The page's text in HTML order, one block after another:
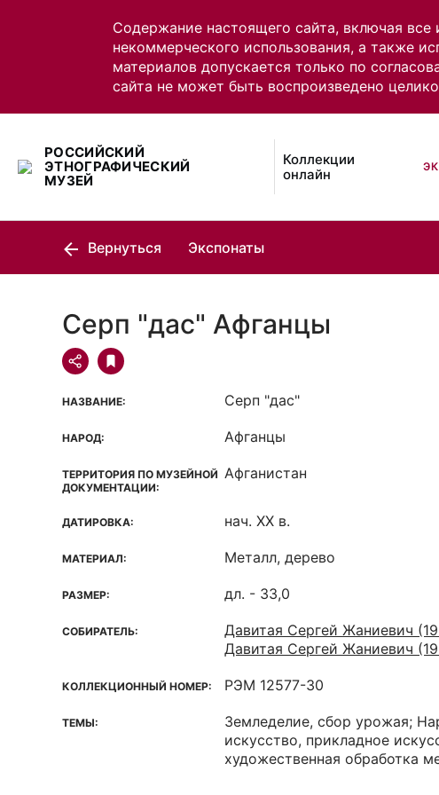
Содержание настоящего сайта, включая
некоммерческого использования, а также
материалов допускается только по
сайта не может быть воспроизведено
РОССИЙСКИЙ
ЭТНОГРАФИЧЕСКИЙ
МУЗЕЙ
Коллекции
онлайн
Вернуться Экспонаты
Серп "дас" Афганцы
НАЗВАНИЕ: Серп "дас"
НАРОД: Афганцы
ТЕРРИТОРИЯ ПО МУЗЕЙНОЙ
ДОКУМЕНТАЦИИ:
Афганистан
ДАТИРОВКА: нач. XX в.
МАТЕРИАЛ: Металл, дерево
РАЗМЕР: дл. - 33,0
СОБИРАТЕЛЬ:
Давитая Сергей Жаниевич
Давитая Сергей Жаниевич
КОЛЛЕКЦИОННЫЙ НОМЕР: РЭМ 12577-30
ТЕМЫ:
Земледелие, сбор урожая;
искусство, прикладное
художественная обработка